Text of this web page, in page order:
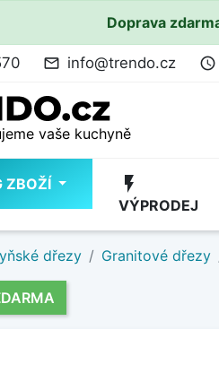
Doprava
mail_outline info@trendo.cz access_time
vaše kuchyně
ZBOŽÍ flash_on
VÝPRODEJ
dřezy Granitové dřezy